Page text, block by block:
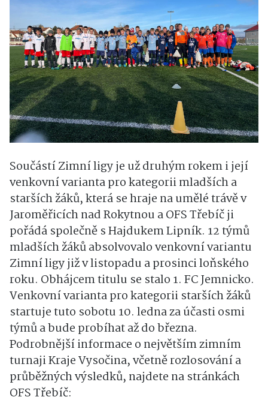
Součástí Zimní ligy je už druhým rokem i její
venkovní varianta pro kategorii mladších a
starších žáků, která se hraje na umělé trávě v
Jaroměřicích nad Rokytnou a OFS Třebíč ji
pořádá společně s Hajdukem Lipník. 12 týmů
mladších žáků absolvovalo venkovní variantu
Zimní ligy již v listopadu a prosinci loňského
roku. Obhájcem titulu se stalo 1. FC Jemnicko.
Venkovní varianta pro kategorii starších žáků
startuje tuto sobotu 10. ledna za účasti osmi
týmů a bude probíhat až do března.
Podrobnější informace o největším zimním
turnaji Kraje Vysočina, včetně rozlosování a
průběžných výsledků, najdete na stránkách
OFS Třebíč: